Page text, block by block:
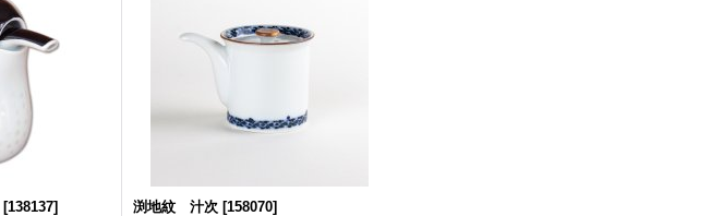
[138137]
渕地紋 汁次 [158070]